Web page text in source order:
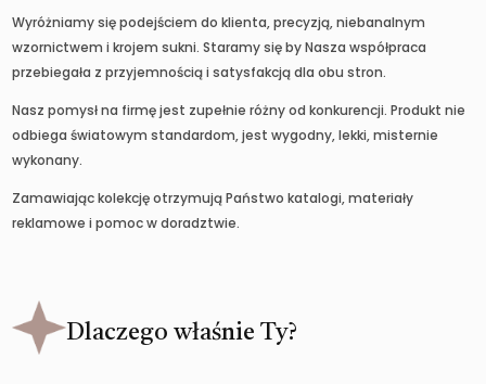
Wyróżniamy się podejściem do klienta, precyzją, niebanalnym
wzornictwem i krojem sukni. Staramy się by Nasza współpraca
przebiegała z przyjemnością i satysfakcją dla obu stron.
Nasz pomysł na firmę jest zupełnie różny od konkurencji. Produkt nie
odbiega światowym standardom, jest wygodny, lekki, misternie
wykonany.
Zamawiając kolekcję otrzymują Państwo katalogi, materiały
reklamowe i pomoc w doradztwie.
Dlaczego właśnie Ty?